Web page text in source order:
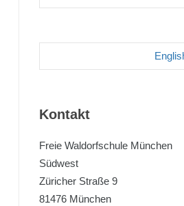
Kontakt
Freie Waldorfschule München
Südwest
Züricher Straße 9
81476 München